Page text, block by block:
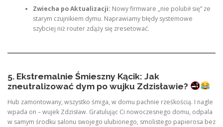
Zwiecha po Aktualizacji: Nowy firmware „nie polubił się” ze
starym czujnikiem dymu. Naprawiamy błędy systemowe
szybciej niż router zdąży się zresetować.
5. Ekstremalnie Śmieszny Kącik: Jak
zneutralizować dym po wujku Zdzisławie?
Hub zamontowany, wszystko śmiga, w domu pachnie rześkością. I nagle
wpada on – wujek Zdzisław. Gratulując Ci nowoczesnego domu, odpala
w samym środku salonu swojego ulubionego, smolistego papierosa bez